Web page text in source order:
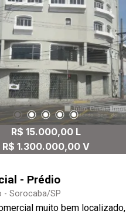
R$ 15.000,00 L
R$ 1.300.000,00 V
- Prédio
- Sorocaba/SP
muito bem localizado,